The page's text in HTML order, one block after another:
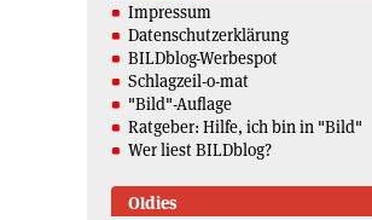
Impressum
Datenschutzerklärung
BILDblog-Werbespot
Schlagzeil-o-mat
"Bild"-Auflage
Ratgeber: Hilfe, ich bin in "Bild"
Wer liest BILDblog?
Oldies